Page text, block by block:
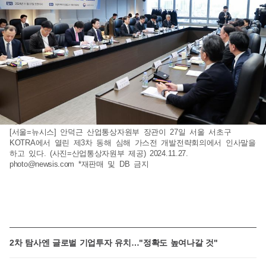
[서울=뉴시스] 안덕근 산업통상자원부 장관이 27일 서울 서초구
KOTRA에서 열린 제3차 동해 심해 가스전 개발전략회의에서 인사말을
하고 있다. (사진=산업통상자원부 제공) 2024.11.27.
photo@newsis.com *재판매 및 DB 금지
2차 탐사엔 글로벌 기업투자 유치…"정확도 높여나갈 것"